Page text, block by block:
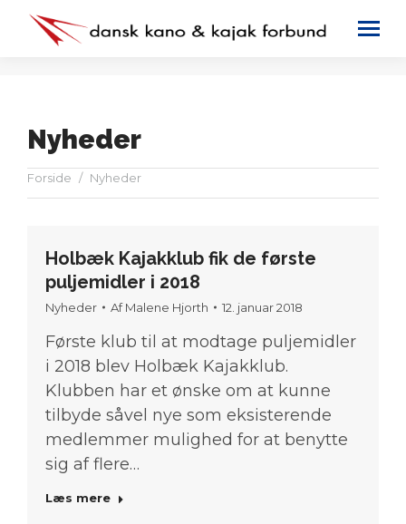
Nyheder
You are here:
Forside Nyheder
Holbæk Kajakklub fik de første
puljemidler i 2018
Nyheder AfMalene Hjorth 12. januar 2018
Første klub til at modtage puljemidler
i 2018 blev Holbæk Kajakklub.
Klubben har et ønske om at kunne
tilbyde såvel nye som eksisterende
medlemmer mulighed for at benytte
sig af flere…
Læs mere